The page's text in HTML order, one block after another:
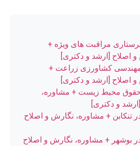
پرستاری مراقبت های ویژه +
اصلاح [ارشد و دکتری]
مهندسی کشاورزی زراعت +
اصلاح [ارشد و دکتری]
حقوق محیط زیست + مشاوره،
و دکتری]
در تنکابن + مشاوره، نگارش و اصلاح
در بوشهر + مشاوره، نگارش و اصلاح